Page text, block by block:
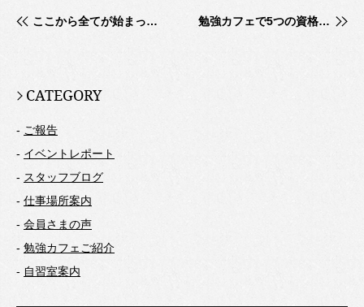
ここから全てが始まった！ 勉強カフェで5つの資格を取得
CATEGORY
- ご報告
- イベントレポート
- スタッフブログ
- 仕事場所案内
- 会員さまの声
- 勉強カフェご紹介
- 自習室案内